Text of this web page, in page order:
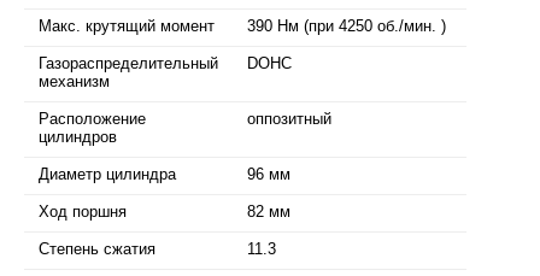
Макс. крутящий момент 390 Нм (при 4250 об./мин. )
Газораспределительный
механизм
DOHC
Расположение
цилиндров
оппозитный
Диаметр цилиндра 96 мм
Ход поршня 82 мм
Степень сжатия 11.3